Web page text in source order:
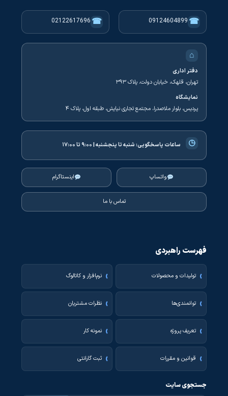
☎
09124604899
☎
02122617696
⌂
دفتر اداری
تهران، قلهک، خیابان دولت، پلاک ۳۹۳
نمایشگاه
پردیس، بلوار ملاصدرا، مجتمع تجاری نیایش، طبقه اول، پلاک ۴
◷ ساعات پاسخگویی:شنبه تا پنجشنبه | ۹:۰۰ تا ۱۷:۰۰
واتساپ اینستاگرام
تماس با ما
فهرست راهبردی
تولیدات و محصولات نرم‌افزار و کاتالوگ
توانمندی‌ها نظرات مشتریان
تعریف پروژه نمونه کار
قوانین و مقررات ثبت گارانتی
جستجوی سایت